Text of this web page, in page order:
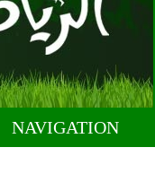
NAVIGATION